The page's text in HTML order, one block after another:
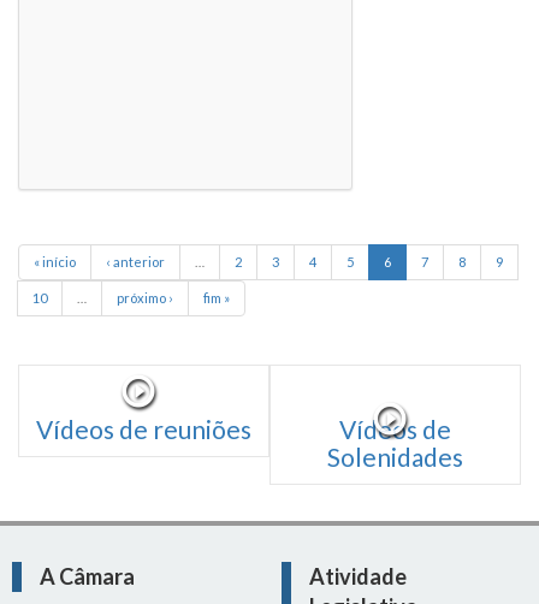
« início ‹ anterior 2 3 4 5 6 7 8 9
10 próximo › fim »
Vídeos de reuniões
Vídeos de
Solenidades
A Câmara
Atividade